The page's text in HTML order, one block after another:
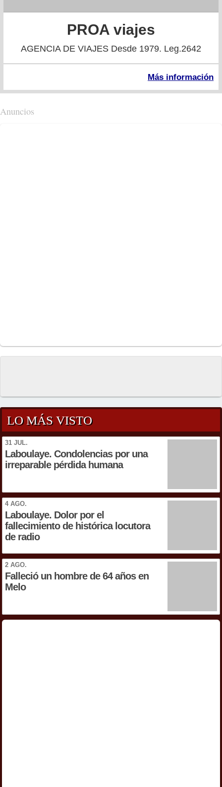
PROA viajes
AGENCIA DE VIAJES Desde 1979. Leg.2642
Más información
Anuncios
LO MÁS VISTO
31 JUL.
Laboulaye. Condolencias por una
irreparable pérdida humana
4 AGO.
Laboulaye. Dolor por el
fallecimiento de histórica locutora
de radio
2 AGO.
Falleció un hombre de 64 años en
Melo